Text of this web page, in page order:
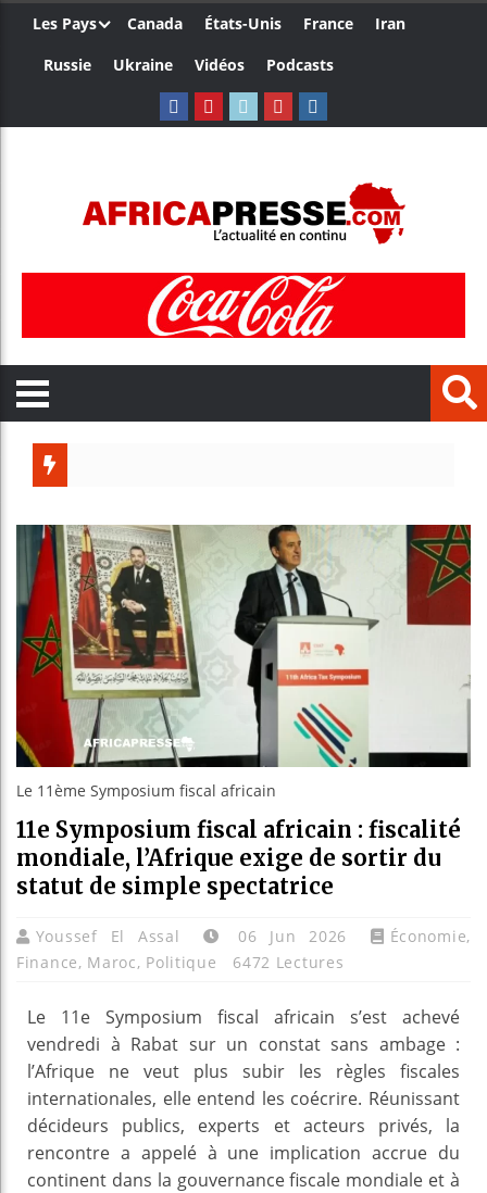
Les Pays Canada États-Unis France
Iran
Russie
Ukraine Vidéos Podcasts
Guinée
Le 11ème Symposium fiscal africain
11e Symposium fiscal africain : fiscalité
mondiale, l’Afrique exige de sortir du
statut de simple spectatrice
Youssef El Assal 06 Jun 2026 Économie,
Finance, Maroc, Politique 6472 Lectures
Le 11e Symposium fiscal africain s’est achevé
vendredi à Rabat sur un constat sans ambage :
l’Afrique ne veut plus subir les règles fiscales
internationales, elle entend les coécrire. Réunissant
décideurs publics, experts et acteurs privés, la
rencontre a appelé à une implication accrue du
continent dans la gouvernance fiscale mondiale et à